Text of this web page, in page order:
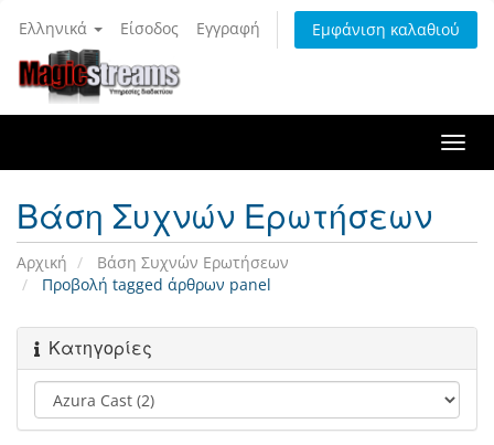
Ελληνικά Είσοδος Εγγραφή Εμφάνιση καλαθιού
Βάση Συχνών Ερωτήσεων
Αρχική
Βάση Συχνών Ερωτήσεων
Προβολή tagged άρθρων panel
Κατηγορίες